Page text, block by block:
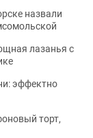
назвали
лазанья с
эффектно
торт,